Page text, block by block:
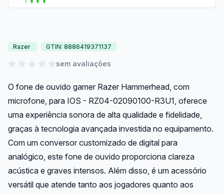
Razer GTIN: 8886419371137
sem avaliações
O fone de ouvido gamer Razer Hammerhead, com
microfone, para IOS - RZ04-02090100-R3U1, oferece
uma experiência sonora de alta qualidade e fidelidade,
graças à tecnologia avançada investida no equipamento.
Com um conversor customizado de digital para
analógico, este fone de ouvido proporciona clareza
acústica e graves intensos. Além disso, é um acessório
versátil que atende tanto aos jogadores quanto aos